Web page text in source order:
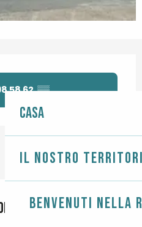
Casa
Il nostro
Benvenuti nella
58 62▒▒